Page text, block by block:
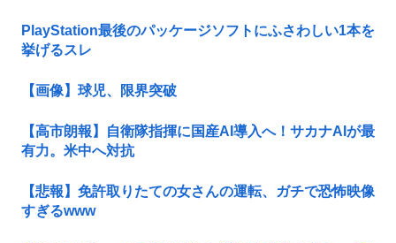
PlayStation最後のパッケージソフトにふさわしい1本を
挙げるスレ
【画像】球児、限界突破
【高市朗報】自衛隊指揮に国産AI導入へ！サカナAIが最
有力。米中へ対抗
【悲報】免許取りたての女さんの運転、ガチで恐怖映像
すぎるwww